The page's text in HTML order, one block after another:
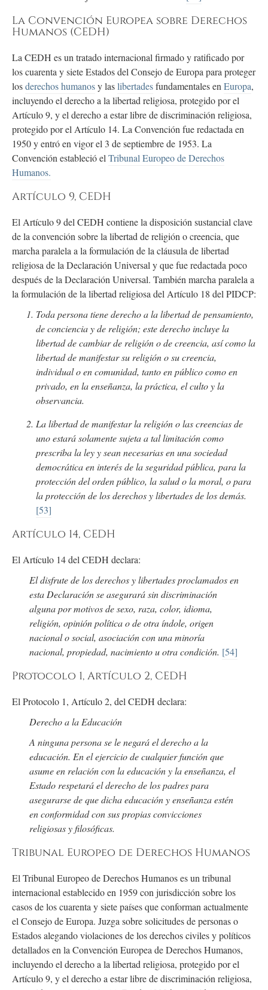
La Convención Europea sobre Derechos
Humanos (CEDH)
La CEDH es un tratado internacional firmado y ratificado por
los cuarenta y siete Estados del Consejo de Europa para proteger
losderechos humanosy laslibertadesfundamentales en Europa,
incluyendo el derecho a la libertad religiosa, protegido por el
Artículo 9, y el derecho a estar libre de discriminación religiosa,
protegido por el Artículo 14. La Convención fue redactada en
1950 y entró en vigor el 3 de septiembre de 1953. La
Convención estableció el Tribunal Europeo de Derechos
Humanos.
Artículo 9, CEDH
El Artículo 9 del CEDH contiene la disposición sustancial clave
de la convención sobre la libertad de religión o creencia, que
marcha paralela a la formulación de la cláusula de libertad
religiosa de la Declaración Universal y que fue redactada poco
después de la Declaración Universal. También marcha paralela a
la formulación de la libertad religiosa del Artículo 18 del PIDCP:
Toda persona tiene derecho a la libertad de pensamiento,
de conciencia y de religión; este derecho incluye la
libertad de cambiar de religión o de creencia, así como la
libertad de manifestar su religión o su creencia,
individual o en comunidad, tanto en público como en
privado, en la enseñanza, la práctica, el culto y la
observancia.
La libertad de manifestar la religión o las creencias de
uno estará solamente sujeta a tal limitación como
prescriba la ley y sean necesarias en una sociedad
democrática en interés de la seguridad pública, para la
protección del orden público, la salud o la moral, o para
la protección de los derechos y libertades de los demás.
[53]
Artículo 14, CEDH
El Artículo 14 del CEDH declara:
El disfrute de los derechos y libertades proclamados en
esta Declaración se asegurará sin discriminación
alguna por motivos de sexo, raza, color, idioma,
religión, opinión política o de otra índole, origen
nacional o social, asociación con una minoría
nacional, propiedad, nacimiento u otra condición. [54]
Protocolo 1, Artículo 2, CEDH
El Protocolo 1, Artículo 2, del CEDH declara:
Derecho a la Educación
A ninguna persona se le negará el derecho a la
educación. En el ejercicio de cualquier función que
asume en relación con la educación y la enseñanza, el
Estado respetará el derecho de los padres para
asegurarse de que dicha educación y enseñanza estén
en conformidad con sus propias convicciones
religiosas y filosóficas.
Tribunal Europeo de Derechos Humanos
El Tribunal Europeo de Derechos Humanos es un tribunal
internacional establecido en 1959 con jurisdicción sobre los
casos de los cuarenta y siete países que conforman actualmente
el Consejo de Europa. Juzga sobre solicitudes de personas o
Estados alegando violaciones de los derechos civiles y políticos
detallados en la Convención Europea de Derechos Humanos,
incluyendo el derecho a la libertad religiosa, protegido por el
Artículo 9, y el derecho a estar libre de discriminación religiosa,